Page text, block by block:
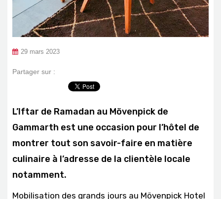
29 mars 2023
Partager sur :
L’Iftar de Ramadan au Mövenpick de
Gammarth est une occasion pour l’hôtel de
montrer tout son savoir-faire en matière
culinaire à l’adresse de la clientèle locale
notamment.
Mobilisation des grands jours au Mövenpick Hotel